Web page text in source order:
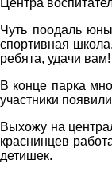
Центра
Чуть поодаль
спортивная
ребята, удачи вам!
В конце парка
участники
Выхожу на
краснинцев
детишек.